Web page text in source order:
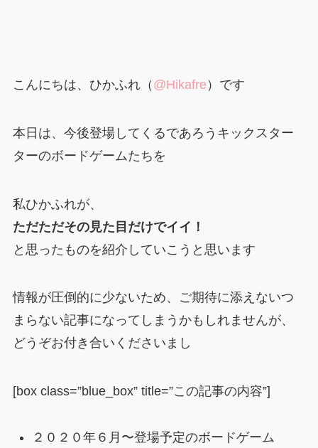
こんにちは、ひかふれ（ @Hikafre ）です
本日は、今後登場してくるであろうキックスター
ターのボードゲームたちを
私ひかふれが、
ただただその見た目だけでイイ！
と思ったものを紹介していこうと思います
情報が圧倒的に少ないため、ご期待に添えないつ
まらない記事になってしまうかもしれませんが、
どうぞお付き合いくださいまし
[box class=”blue_box” title=”この記事の内容”]
２０２０年６月〜登場予定のボードゲーム